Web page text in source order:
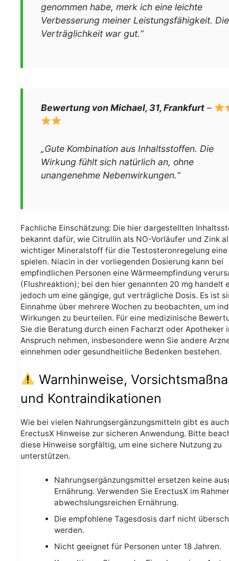
genommen habe, merk ich eine leichte
Verbesserung meiner Leistungsfähigkeit. Die
Verträglichkeit war gut.“
Bewertung von Michael, 31, Frankfurt –
„Gute Kombination aus Inhaltsstoffen. Die
Wirkung fühlt sich natürlich an, ohne
unangenehme Nebenwirkungen.“
Fachliche Einschätzung: Die hier dargestellten
bekannt dafür, wie Citrullin als NO-Vorläufer und Zink
wichtiger Mineralstoff für die Testosteronregelung eine
spielen. Niacin in der vorliegenden Dosierung kann bei
empfindlichen Personen eine Wärmeempfindung
(Flushreaktion); bei den hier genannten 20 mg handelt
jedoch um eine gängige, gut verträgliche Dosis. Es ist
Einnahme über mehrere Wochen zu beobachten, um
Wirkungen zu beurteilen. Für eine medizinische
Sie die Beratung durch einen Facharzt oder Apotheker
Anspruch nehmen, insbesondere wenn Sie andere
einnehmen oder gesundheitliche Bedenken bestehen.
Warnhinweise,
und Kontraindikationen
Wie bei vielen Nahrungsergänzungsmitteln gibt es
ErectusX Hinweise zur sicheren Anwendung. Bitte
diese Hinweise sorgfältig, um eine sichere Nutzung zu
unterstützen.
Nahrungsergänzungsmittel ersetzen keine
Ernährung. Verwenden Sie ErectusX im
abwechslungsreichen Ernährung.
Die empfohlene Tagesdosis darf nicht
werden.
Nicht geeignet für Personen unter 18 Jahren.